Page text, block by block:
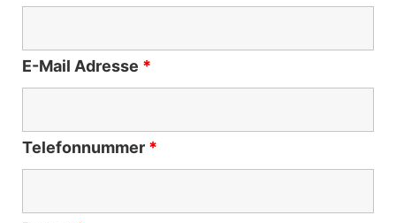
E-Mail Adresse *
Telefonnummer *